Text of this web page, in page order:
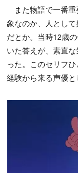
また物語で一番重
象なのか、人とし
だとか。当時12歳
いた答えが、素直
った。このセリフ
経験から来る声優と